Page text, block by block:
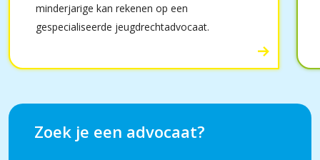
minderjarige kan rekenen op een
gespecialiseerde jeugdrechtadvocaat.
Zoek je een advocaat?